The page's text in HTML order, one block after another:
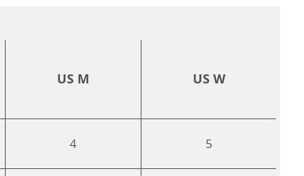
US M US W
4 5